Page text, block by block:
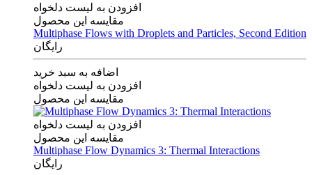
افزودن به لیست دلخواه
مقایسه این محصول
Multiphase Flows with Droplets and Particles, Second Edition
رایگان
اضافه به سبد خرید
افزودن به لیست دلخواه
مقایسه این محصول
افزودن به لیست دلخواه
مقایسه این محصول
Multiphase Flow Dynamics 3: Thermal Interactions
رایگان